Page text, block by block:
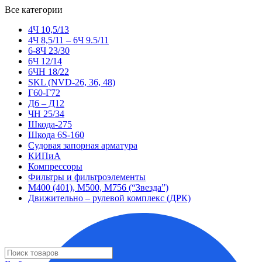
Все категории
4Ч 10,5/13
4Ч 8,5/11 – 6Ч 9.5/11
6-8Ч 23/30
6Ч 12/14
6ЧН 18/22
SKL (NVD-26, 36, 48)
Г60-Г72
Д6 – Д12
ЧН 25/34
Шкода-275
Шкода 6S-160
Судовая запорная арматура
КИПиА
Компрессоры
Фильтры и фильтроэлементы
М400 (401), М500, М756 (“Звезда”)
Движительно – рулевой комплекс (ДРК)